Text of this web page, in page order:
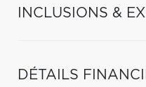
INCLUSIONS &
DÉTAILS